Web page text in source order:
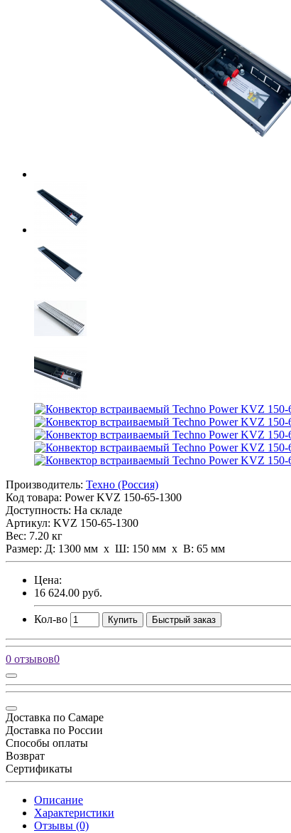
Производитель: Техно (Россия)
Код товара: Power KVZ 150-65-1300
Доступность: На складе
Артикул: KVZ 150-65-1300
Вес: 7.20 кг
Размер: Д: 1300 мм х Ш: 150 мм x В: 65 мм
Цена:
16 624.00 руб.
Кол-во Купить Быстрый заказ
0 отзывов0
Доставка по Самаре
Доставка по России
Способы оплаты
Возврат
Сертификаты
Описание
Характеристики
Отзывы (0)